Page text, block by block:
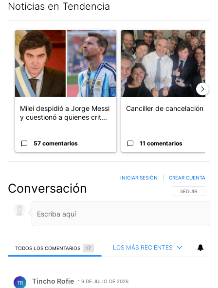
Noticias en Tendencia
Un artículo de tendencia con el título "Milei despidió a Jorge
Milei despidió a Jorge Messi
y cuestionó a quienes crit...
57 comentarios
Un artículo de tendencia con
Canciller de cancelación
11 comentarios
Conversación SIGA ESTA
SEGUIR
INICIAR SESIÓN CREAR CUENTA
TODOS LOS COMENTARIOS 17 LOS MÁS RECIENTES
TR Tincho Rofie 9 DE JULIO DE 2026